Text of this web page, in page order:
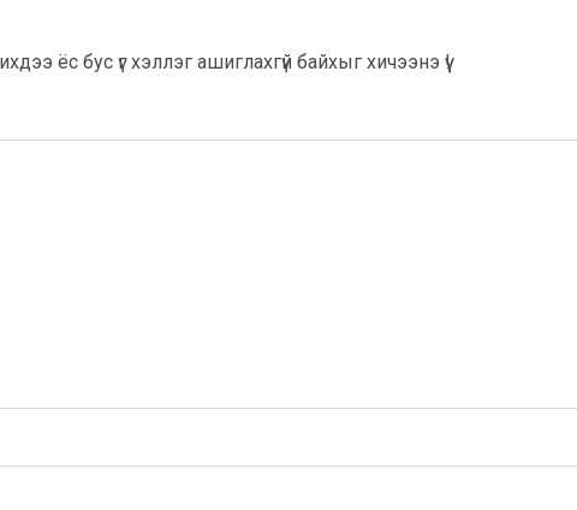
ёс бус үг хэллэг ашиглахгүй байхыг хичээнэ үү!